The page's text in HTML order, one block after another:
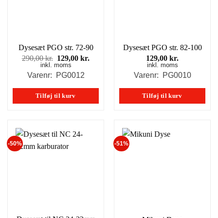
Dysesæt PGO str. 72-90
290,00kr. Den
oprindelige
pris
290,00 kr..
129,00kr.
129,00 kr..
inkl. moms
Varenr: PG0012
Tilføj til kurv
Dysesæt PGO str. 82-100
129,00 kr.
inkl. moms
Varenr: PG0010
Tilføj til kurv
-50% -51%